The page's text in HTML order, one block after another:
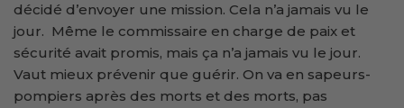
décidé d’envoyer une mission. Cela n’a jamais vu le
jour. Même le commissaire en charge de paix et
sécurité avait promis, mais ça n’a jamais vu le jour.
Vaut mieux prévenir que guérir. On va en sapeurs-
pompiers après des morts et des morts, pas